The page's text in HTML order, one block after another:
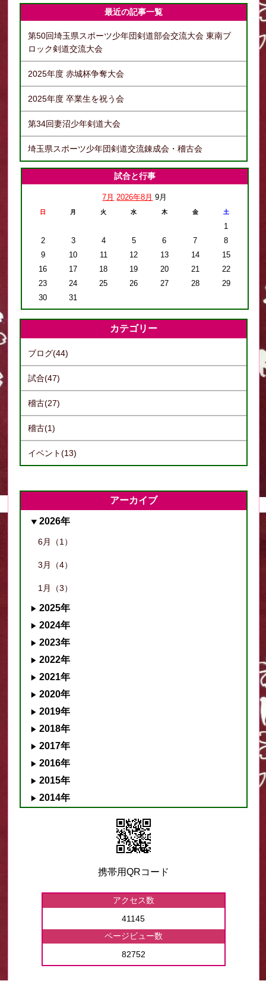
最近の記事一覧
第50回埼玉県スポーツ少年団剣道部会交流大会 東南ブ
ロック剣道交流大会
2025年度 赤城杯争奪大会
2025年度 卒業生を祝う会
第34回妻沼少年剣道大会
埼玉県スポーツ少年団剣道交流錬成会・稽古会
試合と行事
7月 2026年8月 9月
日 月 火 水 木 金 土
1
2
3 4 5 6 7
8
9
10 11 12 13 14
15
16
17 18 19 20 21
22
23
24 25 26 27 28
29
30
31
カテゴリー
ブログ(44)
試合(47)
稽古(27)
稽古(1)
イベント(13)
アーカイブ
2026年
6月（1）
3月（4）
1月（3）
2025年
2024年
2023年
2022年
2021年
2020年
2019年
2018年
2017年
2016年
2015年
2014年
携帯用QRコード
アクセス数
41145
ページビュー数
82752